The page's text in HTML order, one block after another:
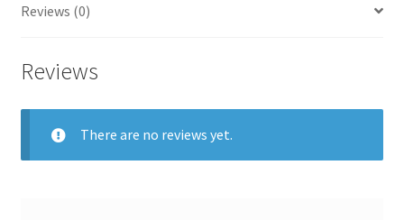
Reviews (0)
Reviews
There are no reviews yet.